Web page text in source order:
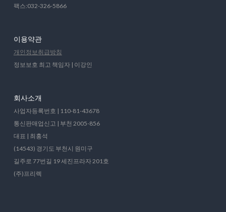
팩스:032-326-5866
이용약관
개인정보취급방침
정보보호 최고 책임자 | 이강인
회사소개
사업자등록번호 | 110-81-43678
통신판매업신고 | 부천 2005-856
대표 | 최홍석
(14543) 경기도 부천시 원미구
길주로 77번길 19 세진프라자 201호
(주)프리렉